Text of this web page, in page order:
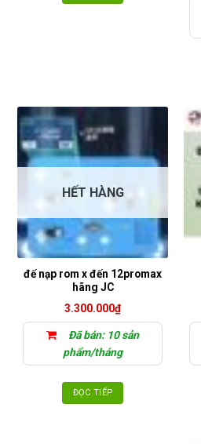
HẾT HÀNG
đế nạp rom x đến 12promax
hãng JC
3.300.000₫
Đã bán: 10 sản
phẩm/tháng
ĐỌC TIẾP